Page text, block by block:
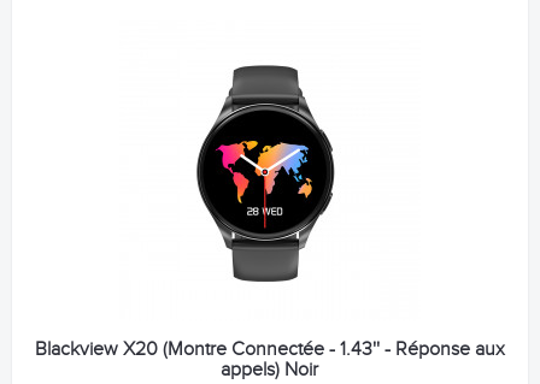
Blackview X20 (Montre Connectée - 1.43'' - Réponse aux
appels) Noir